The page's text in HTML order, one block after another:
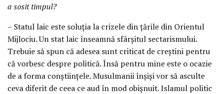
a sosit timpul?
– Statul laic este soluția la crizele din țările din Orientul
Mijlociu. Un stat laic înseamnă sfârșitul sectarismului.
Trebuie să spun că adesea sunt criticat de creștini pentru
că vorbesc despre politică. Însă pentru mine este o ocazie
de a forma conștiințele. Musulmanii înșiși vor să asculte
ceva diferit de ceea ce aud în mod obișnuit. Islamul politic